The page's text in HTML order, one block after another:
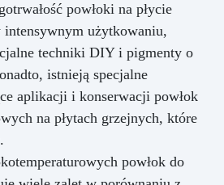
powłoki na płycie
intensywnym użytkowaniu,
techniki DIY i pigmenty o
istnieją specjalne
aplikacji i konserwacji powłok
na płytach grzejnych, które
powłok do